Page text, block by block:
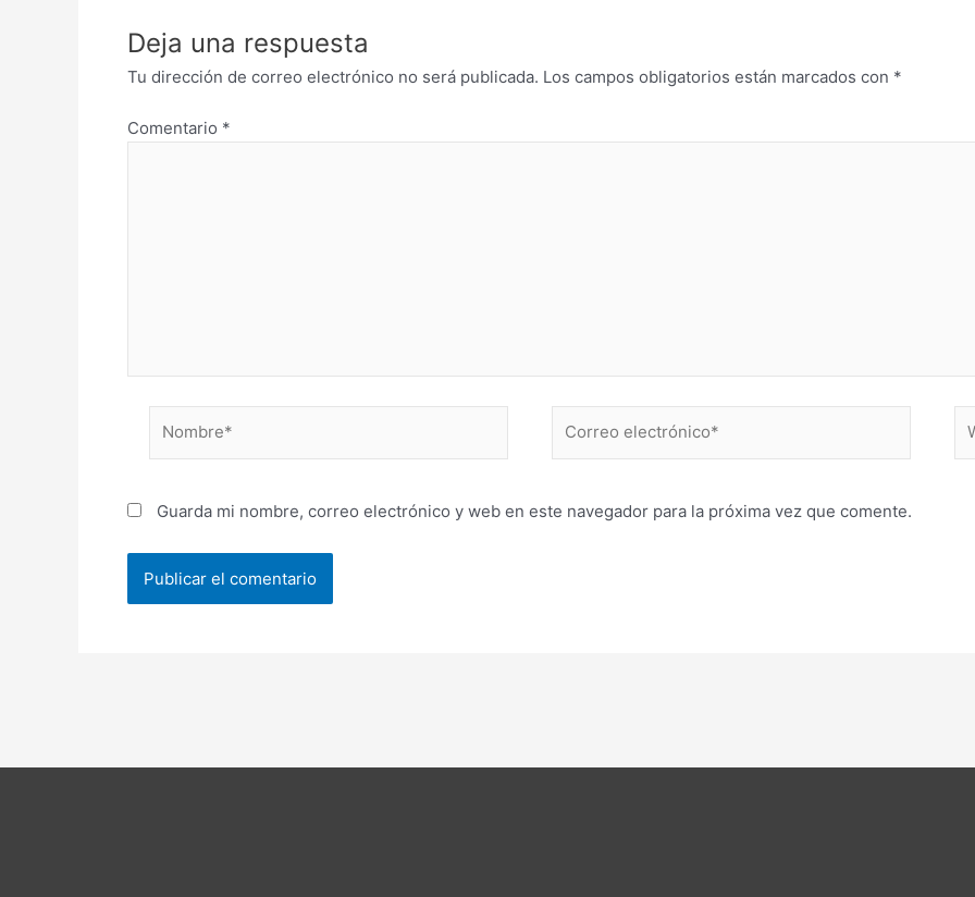
Deja una respuesta
Tu dirección de correo electrónico no será publicada. Los campos obligatorios están marcados con *
Comentario *
electrónico*
Guarda mi nombre, correo electrónico y web en este navegador para la próxima vez que comente.